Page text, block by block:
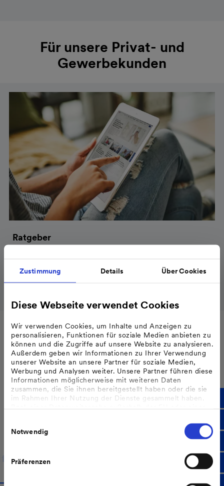
Zustimmung Details Über Cookies
Diese Webseite verwendet Cookies
Wir verwenden Cookies, um Inhalte und Anzeigen zu
personalisieren, Funktionen für soziale Medien anbieten zu
können und die Zugriffe auf unsere Website zu analysieren.
Außerdem geben wir Informationen zu Ihrer Verwendung
unserer Website an unsere Partner für soziale Medien,
Werbung und Analysen weiter. Unsere Partner führen diese
Informationen möglicherweise mit weiteren Daten
zusammen, die Sie ihnen bereitgestellt haben oder die sie
im Rahmen Ihrer Nutzung der Dienste gesammelt haben.
erfolgt, wenn Sie uns dazu Ihre Einwilligung erteilt haben
und dass die Verarbeitung der Daten im Einklang mit den
Gerichtshofes vom 16.07.2020 (Fall C-311/18), sogenanntes
Schrems II Urteil steht.
Notwendig
Präferenzen
Für unsere Privat- und
Gewerbekunden
Ratgeber
auf Sie!
Ihr Zuhause. Ihre Energie.
Die Energiewende beginnt dort, wo Sie sich am wohlsten
Energiemanagementsystem